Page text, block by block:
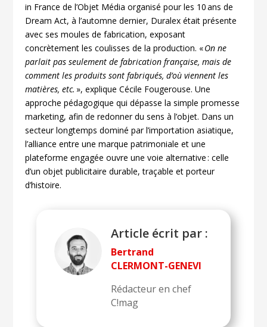
in France de l’Objet Média organisé pour les 10 ans de
Dream Act, à l’automne dernier, Duralex était présente
avec ses moules de fabrication, exposant
concrètement les coulisses de la production. «On ne
parlait pas seulement de fabrication française, mais de
comment les produits sont fabriqués, d’où viennent les
matières, etc. », explique Cécile Fougerouse. Une
approche pédagogique qui dépasse la simple promesse
marketing, afin de redonner du sens à l’objet. Dans un
secteur longtemps dominé par l’importation asiatique,
l’alliance entre une marque patrimoniale et une
plateforme engagée ouvre une voie alternative : celle
d’un objet publicitaire durable, traçable et porteur
d’histoire.
Article écrit par :
Bertrand
CLERMONT-GENEVI
Rédacteur en chef
C!mag